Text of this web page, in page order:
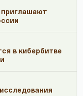
приглашают
в кибербитве